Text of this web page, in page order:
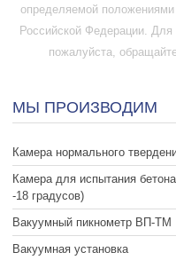
определяемой положениями
Российской Федерации.
пожалуйста,
МЫ ПРОИЗВОДИМ
Камера нормального
Камера для испытания
-18 градусов)
Вакуумный пикнометр ВП-ТМ
Вакуумная установка